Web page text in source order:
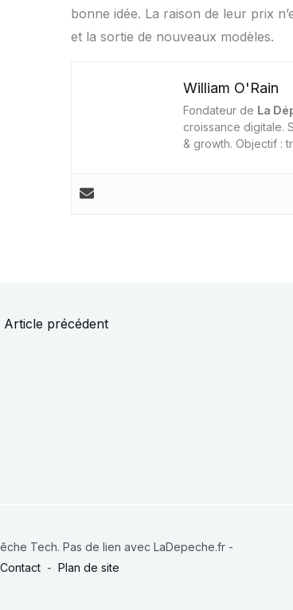
bonne idée. La raison de leur prix
et la sortie de nouveaux modèles.
William O'Rain
Fondateur de La
croissance digitale.
& growth. Objectif :
Article précédent
Tech. Pas de lien avec LaDepeche.fr -
Contact - Plan de site